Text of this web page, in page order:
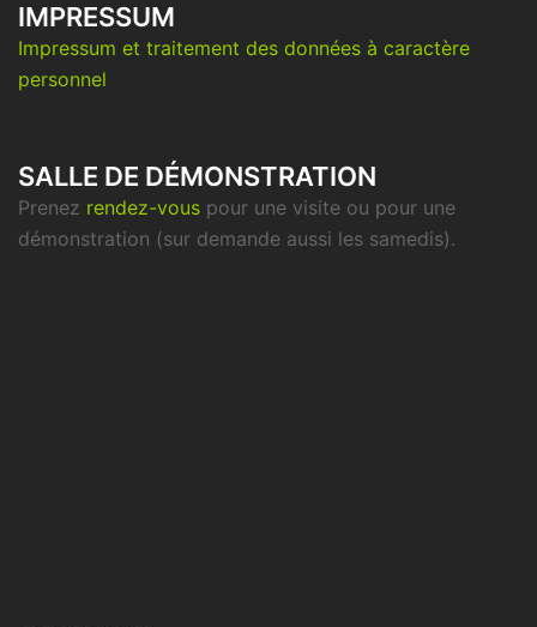
IMPRESSUM
Impressum et traitement des données à caractère
personnel
SALLE DE DÉMONSTRATION
Prenez rendez-vous pour une visite ou pour une
démonstration (sur demande aussi les samedis).